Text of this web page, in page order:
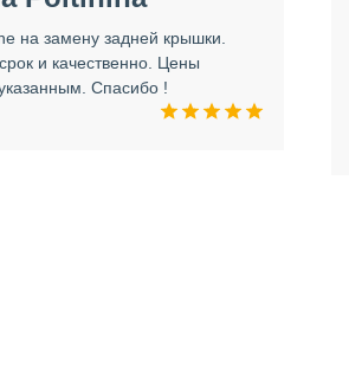
на замену задней крышки.
и качественно. Цены
Спасибо !